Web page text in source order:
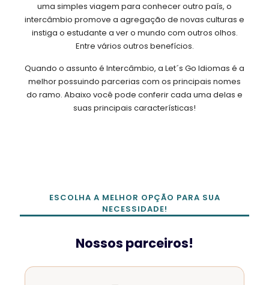
uma simples viagem para conhecer outro país, o
intercâmbio promove a agregação de novas culturas e
instiga o estudante a ver o mundo com outros olhos.
Entre vários outros benefícios.
Quando o assunto é Intercâmbio, a Let´s Go Idiomas é a
melhor possuindo parcerias com os principais nomes
do ramo. Abaixo você pode conferir cada uma delas e
suas principais características!
ESCOLHA A MELHOR OPÇÃO PARA SUA
NECESSIDADE!
Nossos parceiros!